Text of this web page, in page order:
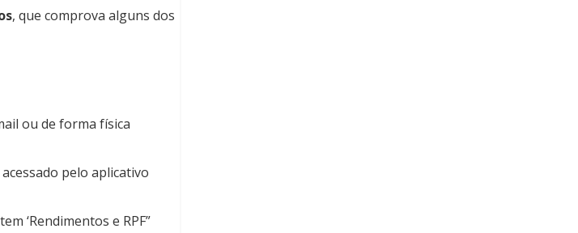
, que comprova alguns dos
ou de forma física
pelo aplicativo
‘Rendimentos e RPF”